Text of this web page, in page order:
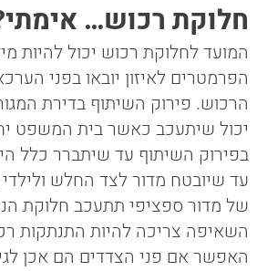
חלוקת רכוש…
המועד לחלוקת רכוש יכול להיות
הפרמטרים לאיזון יובאו בפני
הרכוש. פירוק השיתוף בדירת
יכול שיתעכב כאשר בית המשפט
בפירוק השיתוף עד שיתברר כלל
עד שיובטח מדור לצד החלש
של מדור ספציפי תתעכב חלוקת
השאיפה צריכה להיות התנתקות
האפשר אם פני הצדדים הם אכן